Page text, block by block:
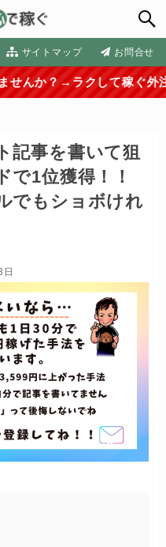
サイトマップ お問合せ
クして稼ぐ外注化の方法
記事を書いて狙
で1位獲得！！
でもショボけれ